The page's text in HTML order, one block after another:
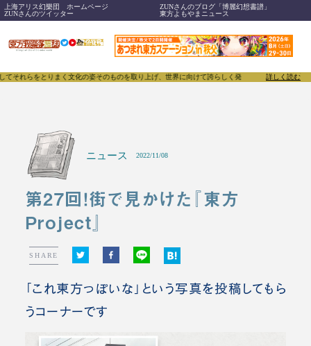
上海アリス幻樂団 ホームページ
ZUNさんのブログ「博麗幻想書譜」
ZUNさんのツイッター
東方よもやまニュース
りまく文化の姿そのものを取り上げ、世界に向けて誇らしく発信することで、東方Projectの
詳しく読む
ニュース 2022/11/08
第27回！街で見かけた『東方
Project』
SHARE
「これ東方っぽいな」という写真を投稿してもら
うコーナーです